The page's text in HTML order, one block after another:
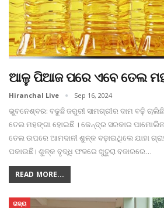
ଆଳୁ ପିଆଜ ପରେ ଏବେ ତେଲ
Hiranchal Live Sep 16, 2024
ଭୁବନେଶ୍ବର: ବଢୁଛି ଜରୁରୀ ସାମଗ୍ରୀର ଦାମ ବଢ଼ି
ତେଲ ମହଙ୍ଗା ହୋଇଛି । କେନ୍ଦ୍ର ସରକାର
ତେଲ ଉପରେ ଆମଦାନୀ ଶୁଳ୍କ ବଢ଼ାଇଥିଲେ ଯାହା
ପକାଉଛି। ଶୁଳ୍କ ବୃଦ୍ଧି ଫଳରେ ଖୁଚୁରା ବଜାରରେ…
READ MORE...
ରାଜ୍ୟ